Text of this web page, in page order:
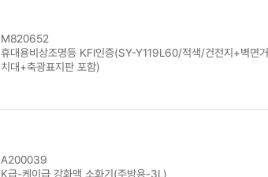
M820652
휴대용비상조명등 KFI인증(SY-Y119L60/적색/건전지+벽면거
치대+축광표지판 포함)
A200039
K급-케이급 강화액 소화기(주방용-3L)